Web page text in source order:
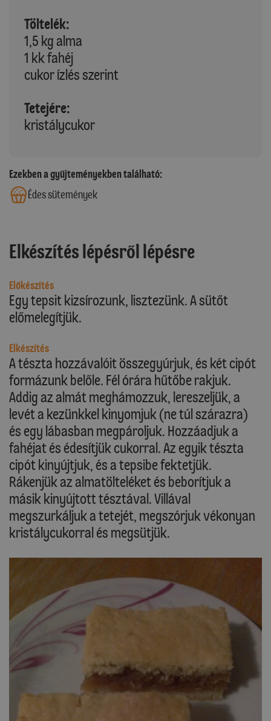
Töltelék:
1,5 kg alma
1 kk fahéj
cukor ízlés szerint
Tetejére:
kristálycukor
Ezekben a gyűjteményekben található:
Édes sütemények
Elkészítés lépésről lépésre
Előkészítés
Egy tepsit kizsírozunk, lisztezünk. A sütőt
előmelegítjük.
Elkészítés
A tészta hozzávalóit összegyúrjuk, és két cipót
formázunk belőle. Fél órára hűtőbe rakjuk.
Addig az almát meghámozzuk, lereszeljük, a
levét a kezünkkel kinyomjuk (ne túl szárazra)
és egy lábasban megpároljuk. Hozzáadjuk a
fahéjat és édesítjük cukorral. Az egyik tészta
cipót kinyújtjuk, és a tepsibe fektetjük.
Rákenjük az almatölteléket és beborítjuk a
másik kinyújtott tésztával. Villával
megszurkáljuk a tetejét, megszórjuk vékonyan
kristálycukorral és megsütjük.